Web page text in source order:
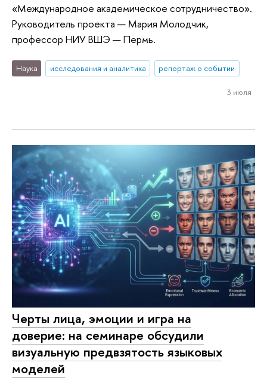
«Международное академическое сотрудничество».
Руководитель проекта — Мария Молодчик,
профессор НИУ ВШЭ — Пермь.
Наука исследования и аналитика репортаж о событии
3 июля
Черты лица, эмоции и игра на
доверие: на семинаре обсудили
визуальную предвзятость языковых
моделей